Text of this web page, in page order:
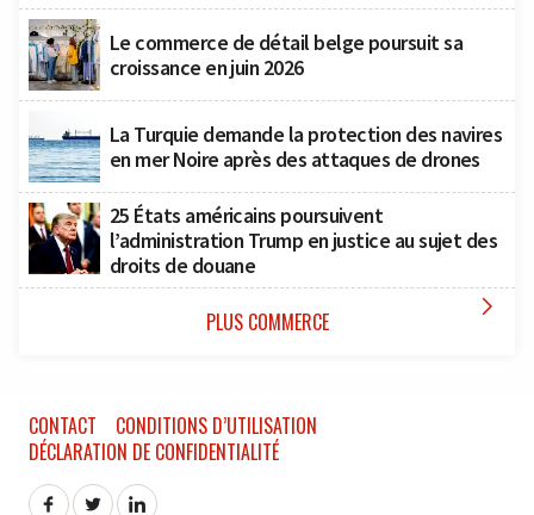
Le commerce de détail belge poursuit sa
croissance en juin 2026
La Turquie demande la protection des navires
en mer Noire après des attaques de drones
25 États américains poursuivent
l’administration Trump en justice au sujet des
droits de douane
PLUS COMMERCE 
CONTACT
CONDITIONS D’UTILISATION
DÉCLARATION DE CONFIDENTIALITÉ